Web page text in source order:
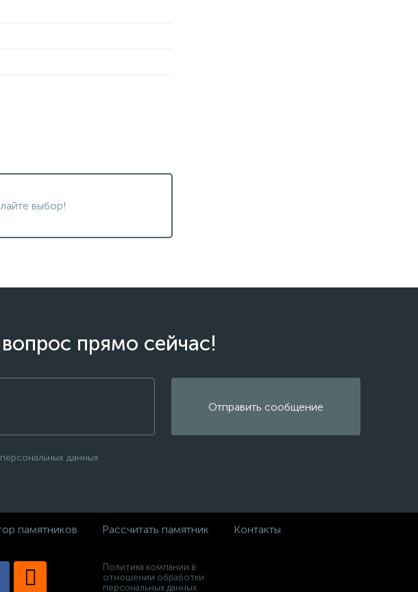
выбор!
прямо сейчас!
Отправить сообщение
данных
памятников Рассчитать памятник Контакты
Политика компании в
отношении обработки
персональных данных